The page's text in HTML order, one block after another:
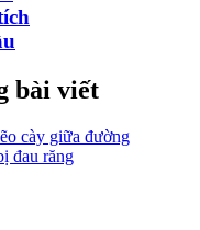
bài viết
cày giữa đường
đau răng